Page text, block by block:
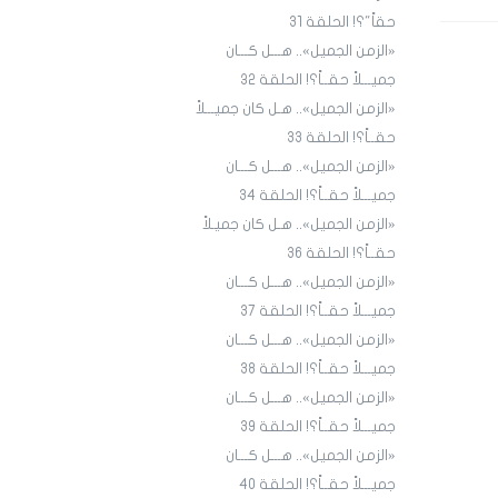
حقاً"؟! الحلقة 31
«الزمن الجميل».. هـــل كـــان
جميـــلاً حقــاً؟! الحلقة ٣٢
«الزمن الجميل».. هـل كان جميـــلاً
حقــاً؟! الحلقة 33
«الزمن الجميل».. هـــل كـــان
جميـــلاً حقــاً؟! الحلقة 34
«الزمن الجميل».. هـل كان جميـلاً
حقــاً؟! الحلقة 36
«الزمن الجميل».. هـــل كـــان
جميـــلاً حقــاً؟! الحلقة 3٧
«الزمن الجميل».. هـــل كـــان
جميـــلاً حقــاً؟! الحلقة 38
«الزمن الجميل».. هـــل كـــان
جميـــلاً حقــاً؟! الحلقة 39
«الزمن الجميل».. هـــل كـــان
جميـــلاً حقــاً؟! الحلقة 40